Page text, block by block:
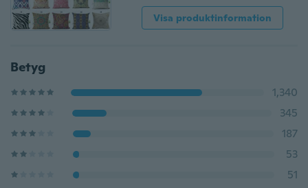
Visa produktinformation
Betyg
1,340
345
187
53
51